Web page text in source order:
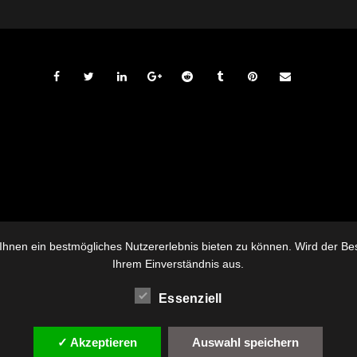
ein bestmögliches Nutzererlebnis bieten zu können. Wird der
Ihrem Einverständnis aus.
Essenziell
✓ Akzeptieren Auswahl speichern